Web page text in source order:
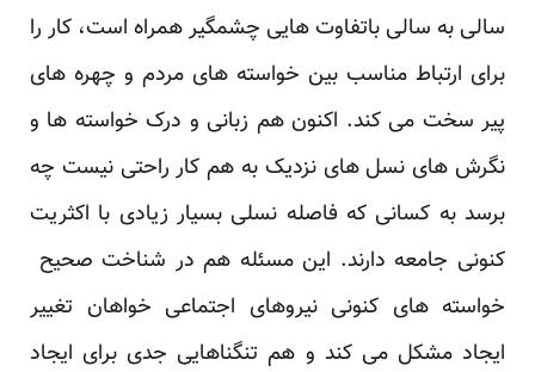
سالی به سالی باتفاوت هایی چشمگیر همراه است، کار را
برای ارتباط مناسب بین خواسته های مردم و چهره های
پیر سخت می کند. اکنون هم زبانی و درک خواسته ها و
نگرش های نسل های نزدیک به هم کار راحتی نیست چه
برسد به کسانی که فاصله نسلی بسیار زیادی با اکثریت
کنونی جامعه دارند. این مسئله هم در شناخت صحیح
خواسته های کنونی نیروهای اجتماعی خواهان تغییر
ایجاد مشکل می کند و هم تنگناهایی جدی برای ایجاد